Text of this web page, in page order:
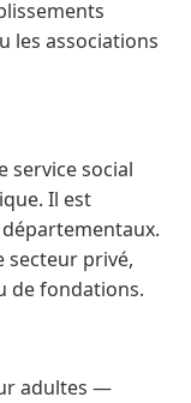
les associations
service social
Il est
secteur privé,
de fondations.
adultes —